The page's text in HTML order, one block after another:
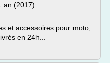
an (2017).
et accessoires pour moto,
en 24h...